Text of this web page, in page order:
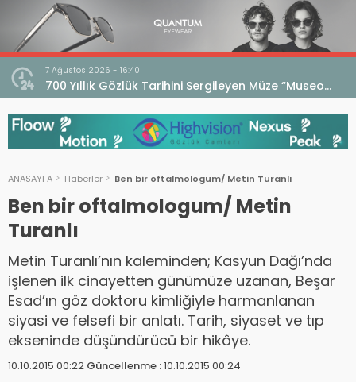
7 Ağustos 2026 - 16:40
700 Yıllık Gözlük Tarihini Sergileyen Müze “Museo
dell’Occhiale”
ANASAYFA Haberler Ben bir oftalmologum/ Metin Turanlı
Ben bir oftalmologum/ Metin
Turanlı
Metin Turanlı’nın kaleminden; Kasyun Dağı’nda
işlenen ilk cinayetten günümüze uzanan, Beşar
Esad’ın göz doktoru kimliğiyle harmanlanan
siyasi ve felsefi bir anlatı. Tarih, siyaset ve tıp
ekseninde düşündürücü bir hikâye.
10.10.2015 00:22 Güncellenme :10.10.2015 00:24